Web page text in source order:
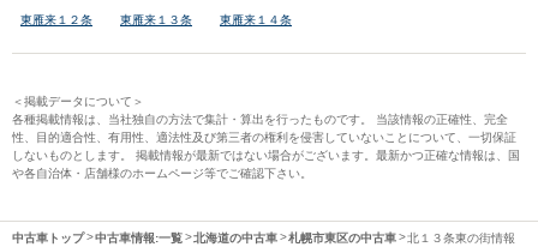
東雁来１２条 東雁来１３条 東雁来１４条
＜掲載データについて＞
各種掲載情報は、当社独自の方法で集計・算出を行ったものです。 当該情報の正確性、完全
性、目的適合性、有用性、適法性及び第三者の権利を侵害していないことについて、一切保証
しないものとします。 掲載情報が最新ではない場合がございます。最新かつ正確な情報は、国
や各自治体・店舗様のホームページ等でご確認下さい。
中古車トップ 中古車情報:一覧 北海道の中古車 札幌市東区の中古車 北１３条東の街情報